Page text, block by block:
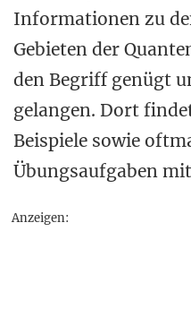
Informationen zu
Gebieten der
den Begriff genügt
gelangen. Dort
Beispiele sowie
Übungsaufgaben
Anzeigen: